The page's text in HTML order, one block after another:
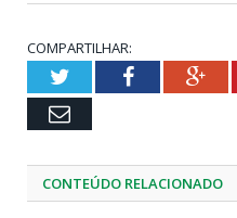
COMPARTILHAR:
TwitterFacebook
Email
CONTEÚDO RELACIONADO